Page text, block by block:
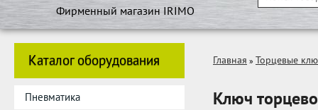
Фирменный магазин IRIMO
Каталог оборудования
Пневматика
Главная » Торцевые
Ключ